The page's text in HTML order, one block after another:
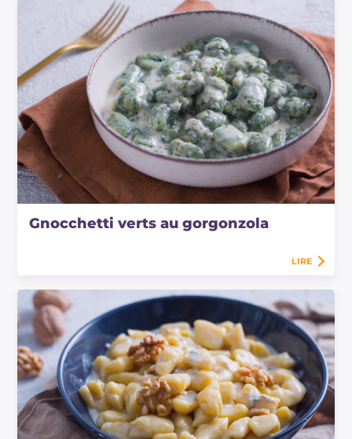
Gnocchetti verts au gorgonzola
LIRE